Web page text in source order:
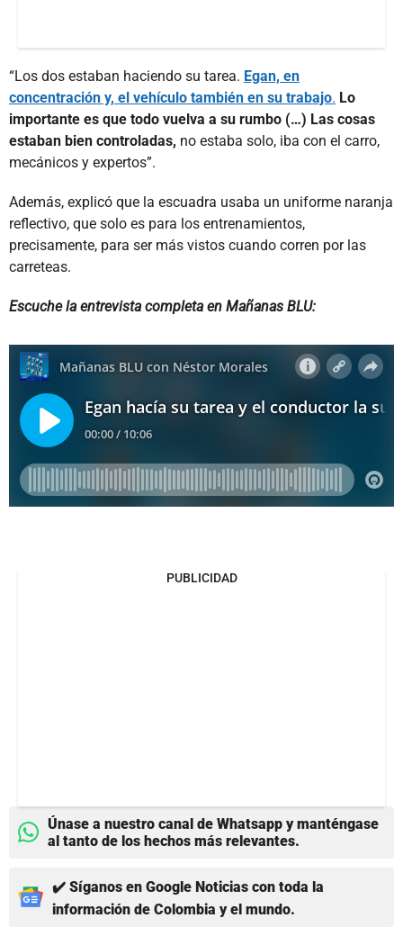
“Los dos estaban haciendo su tarea. Egan, en
concentración y, el vehículo también en su trabajo. Lo
importante es que todo vuelva a su rumbo (…) Las cosas
estaban bien controladas, no estaba solo, iba con el carro,
mecánicos y expertos”.
Además, explicó que la escuadra usaba un uniforme naranja
reflectivo, que solo es para los entrenamientos,
precisamente, para ser más vistos cuando corren por las
carreteas.
Escuche la entrevista completa en Mañanas BLU:
PUBLICIDAD
Únase a nuestro canal de Whatsapp y manténgase
al tanto de los hechos más relevantes.
✔️ Síganos en Google Noticias con toda la
información de Colombia y el mundo.